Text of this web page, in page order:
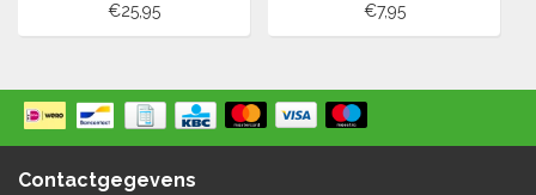
€25,95 €7,95
Contactgegevens